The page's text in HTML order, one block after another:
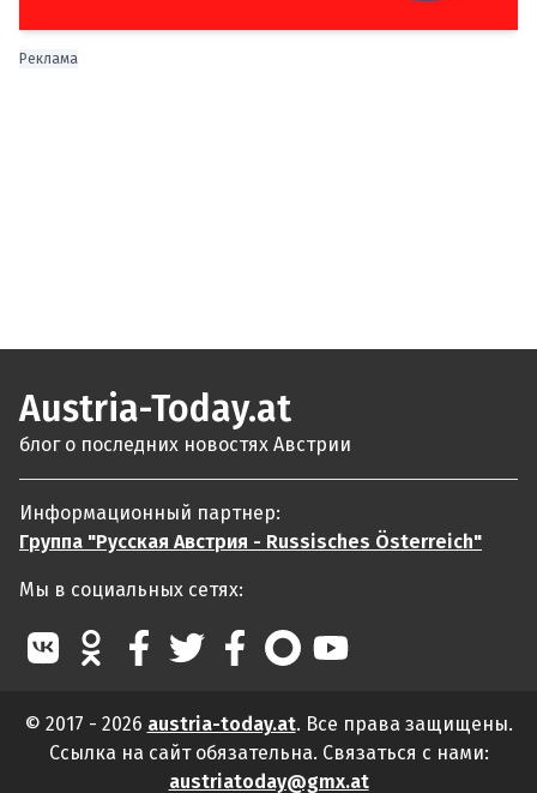
Реклама
Austria-Today.at
блог о последних новостях Австрии
Информационный партнер:
Группа "Русская Австрия - Russisches Österreich"
Мы в социальных сетях:
© 2017 - 2026 austria-today.at. Все права защищены.
Ссылка на сайт обязательна. Связаться с нами:
austriatoday@gmx.at